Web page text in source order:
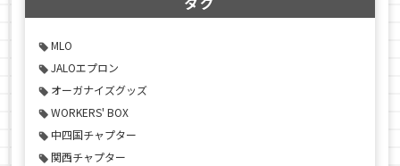
MLO
JALOエプロン
オーガナイズグッズ
WORKERS' BOX
中四国チャプター
関西チャプター